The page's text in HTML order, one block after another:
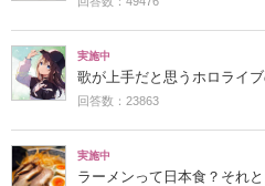
実施中
歌が上手だと思うホロライ
回答数：23863
実施中
ラーメンって日本食？それ